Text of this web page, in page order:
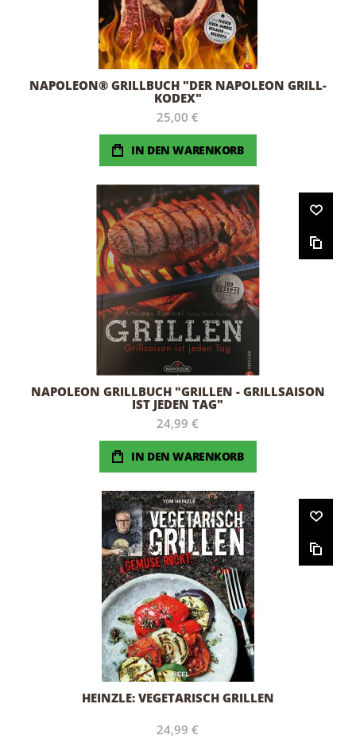
NAPOLEON® GRILLBUCH "DER NAPOLEON GRILL-
KODEX"
25,00 €
IN DEN WARENKORB
NAPOLEON GRILLBUCH "GRILLEN - GRILLSAISON
IST JEDEN TAG"
24,99 €
IN DEN WARENKORB
HEINZLE: VEGETARISCH GRILLEN
24,99 €